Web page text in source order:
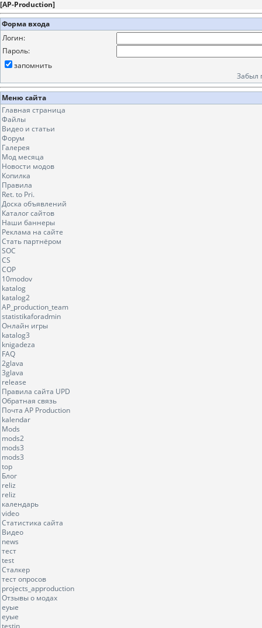
[AP-Production]
Форма входа
Логин:
Пароль:
запомнить
Забыл
Меню сайта
Главная страница
Файлы
Видео и статьи
Форум
Галерея
Мод месяца
Новости модов
Копилка
Правила
Ret. to Pri.
Доска объявлений
Каталог сайтов
Наши баннеры
Реклама на сайте
Стать партнёром
SOC
CS
COP
10modov
katalog
katalog2
AP_production_team
statistikaforadmin
Онлайн игры
katalog3
knigadeza
FAQ
2glava
3glava
release
Правила сайта UPD
Обратная связь
Почта AP Production
kalendar
Mods
mods2
mods3
mods3
top
Блог
reliz
reliz
календарь
video
Статистика сайта
Видео
news
тест
test
Сталкер
тест опросов
projects_approduction
Отзывы о модах
еуые
еуые
testin